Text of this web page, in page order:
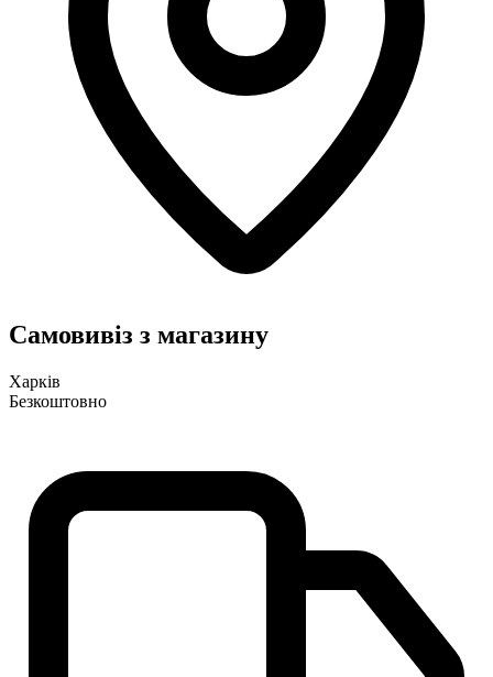
Самовивіз з магазину
Харків
Безкоштовно